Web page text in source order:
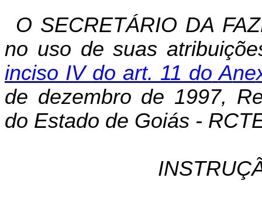
O SECRETÁRIO DA
no uso de suas
inciso IV do art. 11 do Ane
de dezembro de 1997,
do Estado de Goiás -